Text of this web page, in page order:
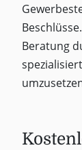
Beratung